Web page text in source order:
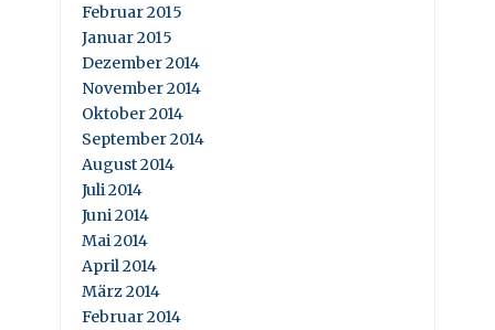
Februar 2015
Januar 2015
Dezember 2014
November 2014
Oktober 2014
September 2014
August 2014
Juli 2014
Juni 2014
Mai 2014
April 2014
März 2014
Februar 2014